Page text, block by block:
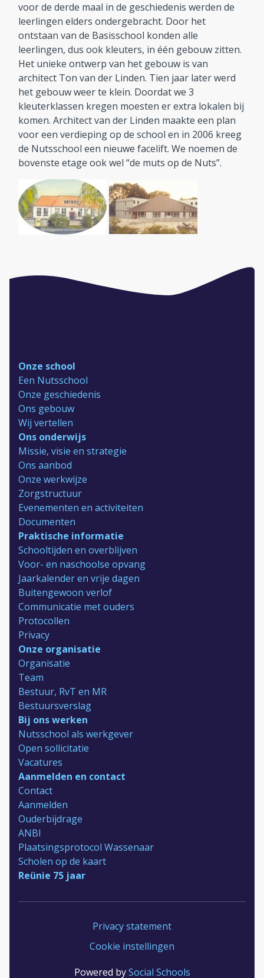
voor de derde maal in de geschiedenis werden de
leerlingen elders ondergebracht. Door het
ontstaan van de Basisschool konden alle
leerlingen, dus ook kleuters, in één gebouw zitten.
Het unieke ontwerp van het gebouw is van
architect Ton van der Linden. Tien jaar later werd
het gebouw weer te klein. Doordat we 3
kleuterklassen kregen moesten er extra lokalen bij
komen. Architect van der Linden maakte een plan
voor een verdieping op de school en in 2006 kreeg
de Nutsschool een nieuwe facelift. We noemen de
bovenste etage ook wel “de muts op de Nuts”.
Onze school
Een Nutsschool
Onze geschiedenis
Ons gebouw
Wij vertellen
Ons onderwijs
Missie, visie en strategie
Ons aanbod
Onze werkwijze
Zorgstructuur
Evenementen en activiteiten
Documenten
Praktische informatie
Schooltijden en overblijven
Voor- en naschoolse opvang
Jaarkalender en vrije dagen
Buitengewoon verlof
Communicatie met ouders
Protocollen
Privacy
Onze organisatie
Organisatie
Team
Bestuur, RvT en MR
Bestuursverslag
Bij ons werken
Nutsschool als werkgever
Open sollicitatie
Vacatures
Aanmelden en contact
Contact
Aanmelden
Ouderbijdrage
ANBI
Plaatsingsprotocol Wassenaar
Scholen op de kaart
Reünie 75 jaar
Privacy statement
Cookie instellingen
Powered bySocial Schools